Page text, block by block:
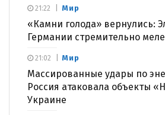
Мир
«Камни голода» вернулись:
Германии стремительно
21:22
Мир
Массированные удары по
Россия атаковала объекты
Украине
21:02